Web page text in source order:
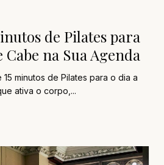
de Pilates para
Cabe na Sua Agenda
minutos de Pilates para o dia a
ativa o corpo,...